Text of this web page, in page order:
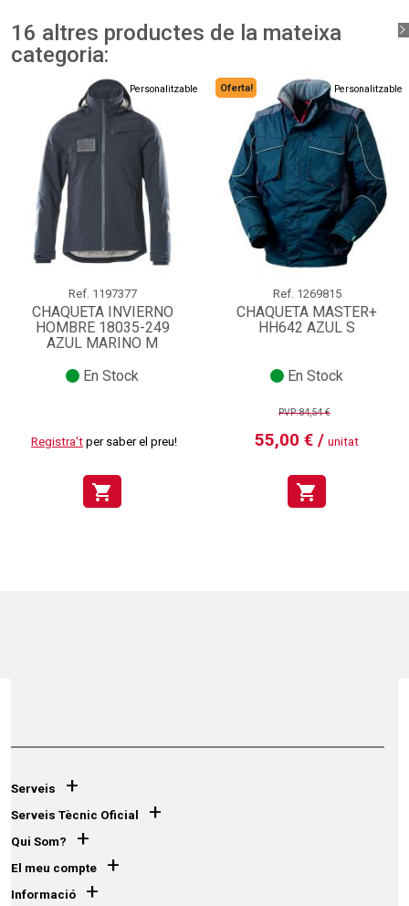
16 altres productes de la mateixa
categoria:
Personalitzable
Ref. 1197377
CHAQUETA INVIERNO
HOMBRE 18035-249
AZUL MARINO M
En Stock
Registra't per saber el preu!
shopping_cart
Personalitzable
Oferta!
Ref. 1269815
CHAQUETA MASTER+
HH642 AZUL S
En Stock
PVP:84,54 €
55,00 € / unitat
shopping_cart
Serveis +
Serveis Tècnic Oficial +
Qui Som? +
El meu compte +
Informació +